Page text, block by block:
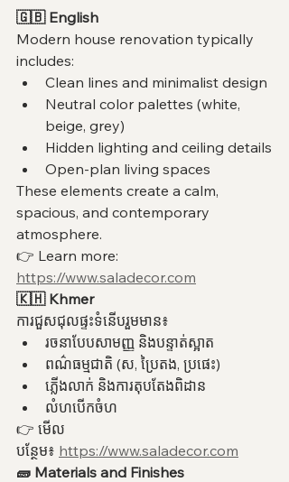
🇬🇧 English
Modern house renovation typically
includes:
Clean lines and minimalist design
Neutral color palettes (white,
beige, grey)
Hidden lighting and ceiling details
Open-plan living spaces
These elements create a calm,
spacious, and contemporary
atmosphere.
👉 Learn more:
https://www.saladecor.com
🇰🇭 Khmer
ការជួសជុលផ្ទះទំនើបរួមមាន៖
រចនាបែបសាមញ្ញ និងបន្ទាត់ស្អាត
ពណ៌ធម្មជាតិ (ស, ប្រៃតង, ប្រផេះ)
ភ្លើងលាក់ និងការតុបតែងពិដាន
លំហបើកចំហ
👉 មើល
បន្ថែម៖ https://www.saladecor.com
🧱 Materials and Finishes